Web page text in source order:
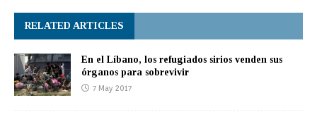
RELATED ARTICLES
En el Líbano, los refugiados sirios venden sus
órganos para sobrevivir
7 May 2017